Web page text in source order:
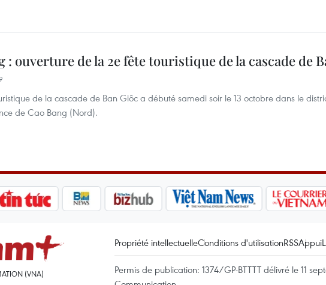
: ouverture de la 2e fête touristique de la cascade de
de la cascade de Ban Giôc a débuté samedi soir le 13 octobre dans le
de Cao Bang (Nord).
(VNA)
Propriété intellectuelleConditions d'utilisationRSSAppui
Permis de publication: 1374/GP-BTTTT délivré le 11